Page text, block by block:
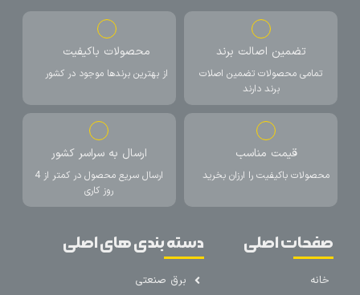
تضمین اصالت برند
تمامی محصولات تضمین اصلات
برند دارند
محصولات باکیفیت
از بهترین برندها موجود در کشور
قیمت مناسب
محصولات باکیفیت را ارزان بخرید
ارسال به سراسر کشور
ارسال سریع محصول در کمتر از 4
روز کاری
صفحات اصلی
خانه
دسته بندی های اصلی
برق صنعتی